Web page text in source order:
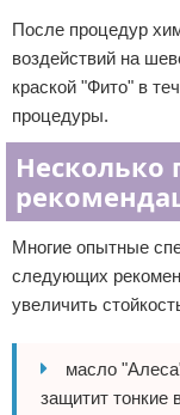
После процедур
воздействий на
краской "Фито" в
процедуры.
Несколько
Многие опытные
следующих
увеличить
масло
защитит тонкие